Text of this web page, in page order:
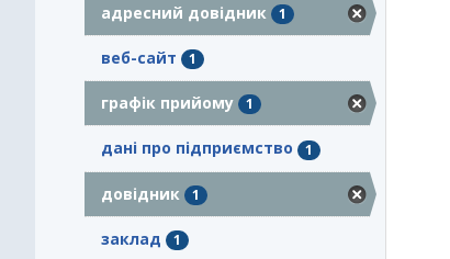
адресний довідник 1
веб-сайт 1
графік прийому 1
дані про підприємство 1
довідник 1
заклад 1